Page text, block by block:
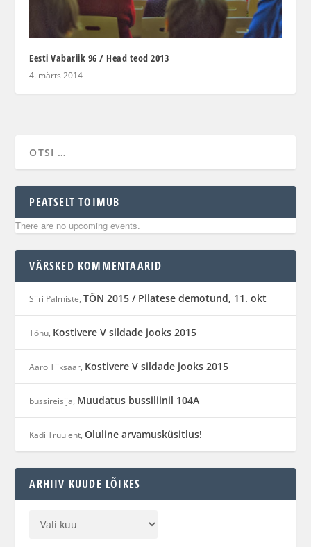
Eesti Vabariik 96 / Head teod 2013
4. märts 2014
PEATSELT TOIMUB
There are no upcoming events.
VÄRSKED KOMMENTAARID
Siiri Palmiste,TÕN 2015 / Pilatese demotund, 11. okt
Tõnu, Kostivere V sildade jooks 2015
Aaro Tiiksaar, Kostivere V sildade jooks 2015
bussireisija, Muudatus bussiliinil 104A
Kadi Truuleht,Oluline arvamusküsitlus!
ARHIIV KUUDE LÕIKES